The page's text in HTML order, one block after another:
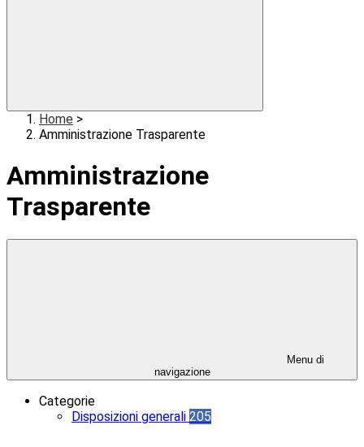
Home >
Amministrazione Trasparente
Amministrazione
Trasparente
Menu di
navigazione
Categorie
Disposizioni generali 205